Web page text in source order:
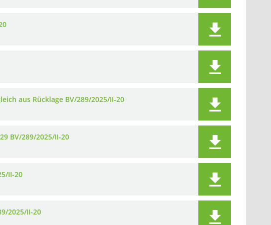
aus Rücklage BV/289/2025/II-20
BV/289/2025/II-20
II-20
2025/II-20